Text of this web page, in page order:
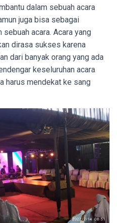
dalam sebuah acara
juga bisa sebagai
acara. Acara yang
dirasa sukses karena
dari banyak orang yang ada
keseluruhan acara
harus mendekat ke sang